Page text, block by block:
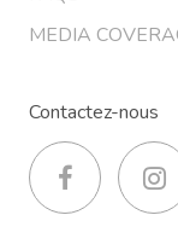
MEDIA
Contactez-nous